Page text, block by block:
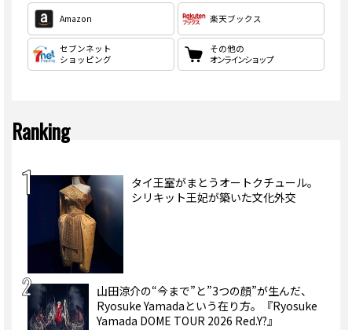
Amazon 楽天ブックス
セブンネット
ショッピング
その他の
オンラインショップ
Ranking
タイ王室がまとうオートクチュール。
シリキット王妃が築いた文化外交
山田涼介の“今まで”と”3つの顔”が生んだ、
Ryosuke Yamadaという在り方。『Ryosuke
Yamada DOME TOUR 2026 Red.Y?』